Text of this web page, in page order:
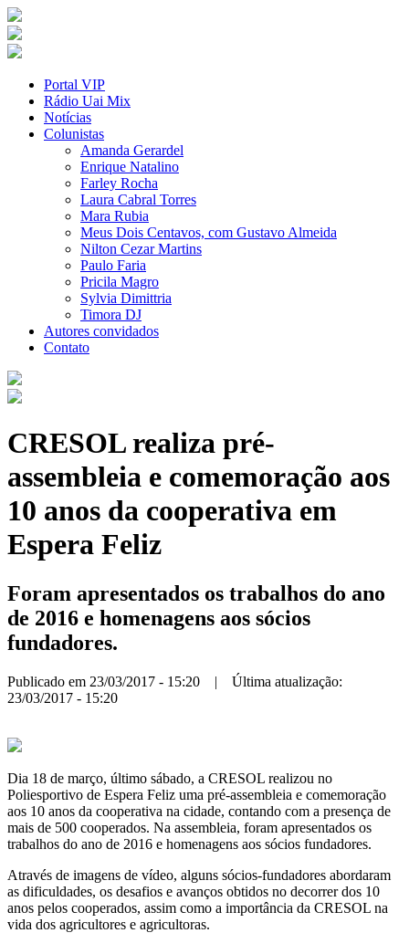
Portal VIP
Rádio Uai Mix
Notícias
Colunistas
Amanda Gerardel
Enrique Natalino
Farley Rocha
Laura Cabral Torres
Mara Rubia
Meus Dois Centavos, com Gustavo Almeida
Nilton Cezar Martins
Paulo Faria
Pricila Magro
Sylvia Dimittria
Timora DJ
Autores convidados
Contato
CRESOL realiza pré-
assembleia e comemoração aos
10 anos da cooperativa em
Espera Feliz
Foram apresentados os trabalhos do ano
de 2016 e homenagens aos sócios
fundadores.
Publicado em 23/03/2017 - 15:20 | Última atualização:
23/03/2017 - 15:20
Dia 18 de março, último sábado, a CRESOL realizou no
Poliesportivo de Espera Feliz uma pré-assembleia e comemoração
aos 10 anos da cooperativa na cidade, contando com a presença de
mais de 500 cooperados. Na assembleia, foram apresentados os
trabalhos do ano de 2016 e homenagens aos sócios fundadores.
Através de imagens de vídeo, alguns sócios-fundadores abordaram
as dificuldades, os desafios e avanços obtidos no decorrer dos 10
anos pelos cooperados, assim como a importância da CRESOL na
vida dos agricultores e agricultoras.